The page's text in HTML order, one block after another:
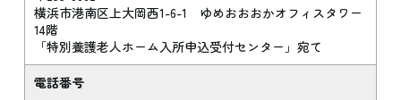
横浜市港南区上大岡西1-6-1 ゆめおおおかオフィスタワー
14階
「特別養護老人ホーム入所申込受付センター」宛て
電話番号